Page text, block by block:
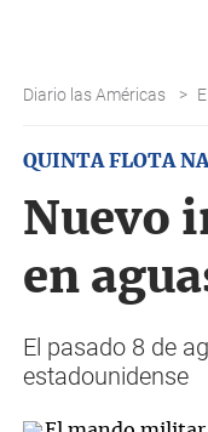
Diario las Américas >
QUINTA FLOTA
Nuevo
en
El pasado 8 de
estadounidense